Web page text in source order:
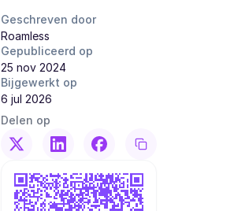
Geschreven door
Roamless
Gepubliceerd op
25 nov 2024
Bijgewerkt op
6 jul 2026
Delen op